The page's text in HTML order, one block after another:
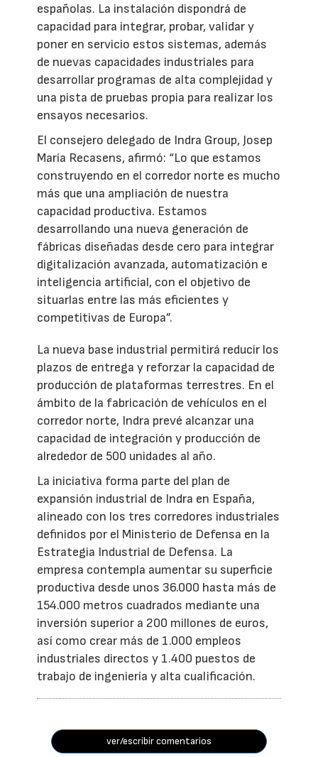
españolas. La instalación dispondrá de
capacidad para integrar, probar, validar y
poner en servicio estos sistemas, además
de nuevas capacidades industriales para
desarrollar programas de alta complejidad y
una pista de pruebas propia para realizar los
ensayos necesarios.
El consejero delegado de Indra Group, Josep
María Recasens, afirmó: “Lo que estamos
construyendo en el corredor norte es mucho
más que una ampliación de nuestra
capacidad productiva. Estamos
desarrollando una nueva generación de
fábricas diseñadas desde cero para integrar
digitalización avanzada, automatización e
inteligencia artificial, con el objetivo de
situarlas entre las más eficientes y
competitivas de Europa”.
La nueva base industrial permitirá reducir los
plazos de entrega y reforzar la capacidad de
producción de plataformas terrestres. En el
ámbito de la fabricación de vehículos en el
corredor norte, Indra prevé alcanzar una
capacidad de integración y producción de
alrededor de 500 unidades al año.
La iniciativa forma parte del plan de
expansión industrial de Indra en España,
alineado con los tres corredores industriales
definidos por el Ministerio de Defensa en la
Estrategia Industrial de Defensa. La
empresa contempla aumentar su superficie
productiva desde unos 36.000 hasta más de
154.000 metros cuadrados mediante una
inversión superior a 200 millones de euros,
así como crear más de 1.000 empleos
industriales directos y 1.400 puestos de
trabajo de ingeniería y alta cualificación.
ver/escribir comentarios